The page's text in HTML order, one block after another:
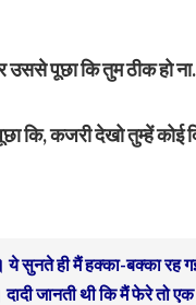
उससे पूछा कि तुम ठीक हो
कजरी देखो तुम्हें कोई
ही मैं हक्का-बक्का रह
जानती थी कि मैं फेरे तो